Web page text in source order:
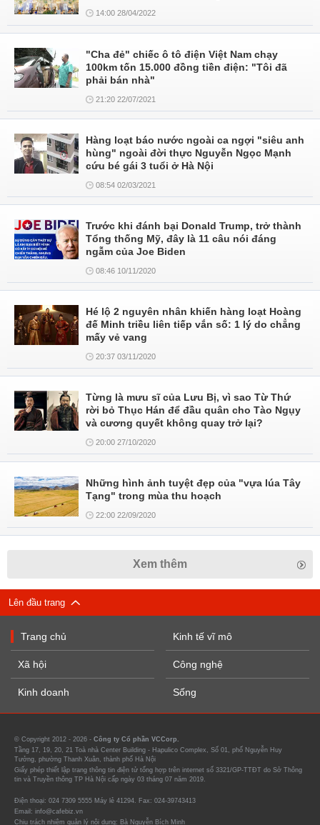
14:00 28/04/2022
"Cha đẻ" chiếc ô tô điện Việt Nam chạy
100km tốn 15.000 đồng tiền điện: "Tôi đã
phải bán nhà"
21:20 22/07/2021
Hàng loạt báo nước ngoài ca ngợi "siêu anh
hùng" ngoài đời thực Nguyễn Ngọc Mạnh
cứu bé gái 3 tuổi ở Hà Nội
08:54 02/03/2021
Trước khi đánh bại Donald Trump, trở thành
Tổng thống Mỹ, đây là 11 câu nói đáng
ngẫm của Joe Biden
08:46 10/11/2020
Hé lộ 2 nguyên nhân khiến hàng loạt Hoàng
đế Minh triều liên tiếp vắn số: 1 lý do chẳng
mấy vẻ vang
20:37 03/11/2020
Từng là mưu sĩ của Lưu Bị, vì sao Từ Thứ
rời bỏ Thục Hán để đầu quân cho Tào Ngụy
và cương quyết không quay trở lại?
20:00 27/10/2020
Những hình ảnh tuyệt đẹp của "vựa lúa Tây
Tạng" trong mùa thu hoạch
22:00 22/09/2020
Xem thêm
Lên đầu trang
Trang chủ
Xã hội
Kinh doanh
Kinh tế vĩ mô
Công nghệ
Sống
© Copyright 2012 - 2026 - Công ty Cổ phần VCCorp.
Tầng 17, 19, 20, 21 Toà nhà Center Building - Hapulico Complex, Số 01, phố Nguyễn Huy
Tưởng, phường Thanh Xuân, thành phố Hà Nội
Giấy phép thiết lập trang thông tin điện tử tổng hợp trên internet số 3321/GP-TTĐT do Sở Thông
tin và Truyền thông TP Hà Nội cấp ngày 03 tháng 07 năm 2019.
Điện thoại: 024 7309 5555 Máy lẻ 41294. Fax: 024-39743413
Email: info@cafebiz.vn
Chịu trách nhiệm quản lý nội dung: Bà Nguyễn Bích Minh